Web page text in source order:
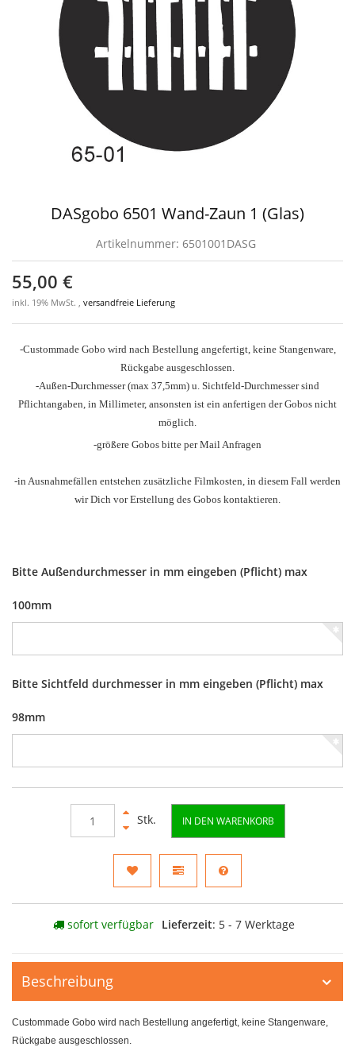
DASgobo 6501 Wand-Zaun 1 (Glas)
Artikelnummer: 6501001DASG
55,00 €
inkl. 19% MwSt. , versandfreie Lieferung
-Custommade Gobo wird nach Bestellung angefertigt, keine Stangenware,
Rückgabe ausgeschlossen.
-Außen-Durchmesser(max 37,5mm) u. Sichtfeld-Durchmesser sind
Pflichtangaben, in Millimeter, ansonsten ist ein anfertigen der Gobos nicht
möglich.
-größere Gobos bitte per Mail Anfragen
-in Ausnahmefällen entstehen zusätzliche Filmkosten, in diesem Fall werden
wir Dich vor Erstellung des Gobos kontaktieren.
Bitte Außendurchmesser in mm eingeben (Pflicht) max
100mm
Bitte Sichtfeld durchmesser in mm eingeben (Pflicht) max
98mm
Stk. IN DEN WARENKORB
sofort verfügbar Lieferzeit: 5 - 7 Werktage
Beschreibung
Custommade Gobo wird nach Bestellung angefertigt, keine Stangenware,
Rückgabe ausgeschlossen.